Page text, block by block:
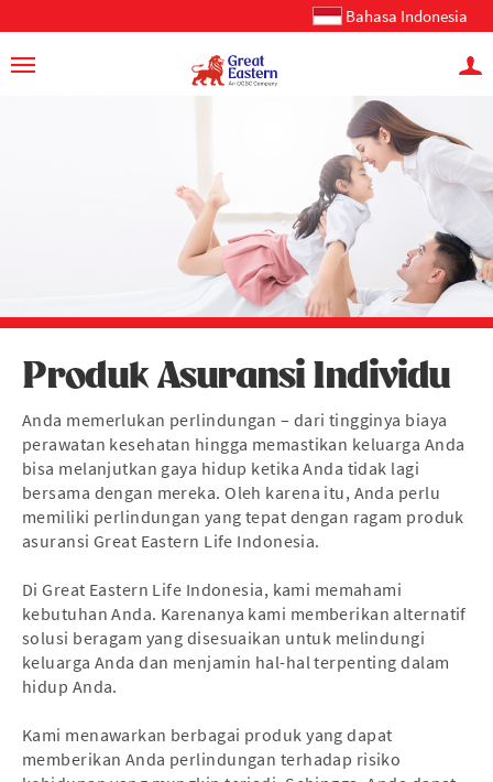
Bahasa Indonesia
Produk Asuransi Individu
Anda memerlukan perlindungan – dari tingginya biaya
perawatan kesehatan hingga memastikan keluarga Anda
bisa melanjutkan gaya hidup ketika Anda tidak lagi
bersama dengan mereka. Oleh karena itu, Anda perlu
memiliki perlindungan yang tepat dengan ragam produk
asuransi Great Eastern Life Indonesia.
Di Great Eastern Life Indonesia, kami memahami
kebutuhan Anda. Karenanya kami memberikan alternatif
solusi beragam yang disesuaikan untuk melindungi
keluarga Anda dan menjamin hal-hal terpenting dalam
hidup Anda.
Kami menawarkan berbagai produk yang dapat
memberikan Anda perlindungan terhadap risiko